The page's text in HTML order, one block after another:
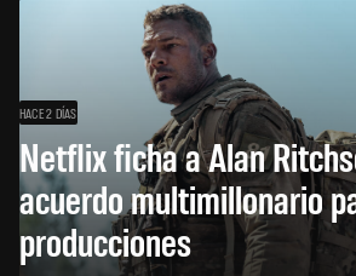
HACE 2 DÍAS
Netflix ficha a Alan
acuerdo multimillonario
producciones